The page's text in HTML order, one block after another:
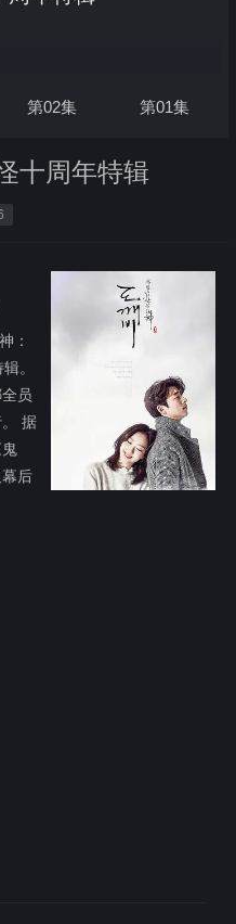
第02集 第01集
十周年特辑
：
。
员
据
后